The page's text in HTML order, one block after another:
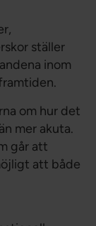
ställer
inom
om hur det
mer akuta.
går att
att både